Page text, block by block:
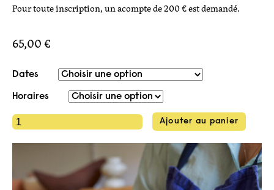
Pour toute inscription, un acompte de 200 € est demandé.
65,00€
Dates
Horaires
quantité
de
cours
modelage
Ajouter au panier